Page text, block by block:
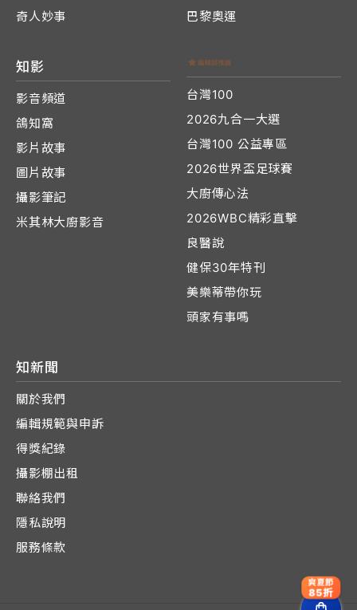
奇人妙事
巴黎奧運
知影
影音頻道
鴿知窩
影片故事
圖片故事
攝影筆記
米其林大廚影音
台灣100
2026九合一大選
台灣100 公益專區
2026世界盃足球賽
大廚傳心法
2026WBC精彩直擊
良醫說
健保30年特刊
美樂蒂帶你玩
頭家有事嗎
知新聞
關於我們
編輯規範與申訴
得獎紀錄
攝影棚出租
聯絡我們
隱私說明
服務條款
爽夏節
85折